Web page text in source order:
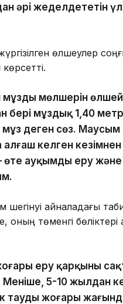
әрі жеделдететін
өлшеулер
мұздың мөлшерін
бері мұздық 1,40
деген сөз.
келген
өте ауқымды еру
айналадағы
оның төменгі
еру қарқыны
Меніңше, 5-10 жылдан
таудың жоғары